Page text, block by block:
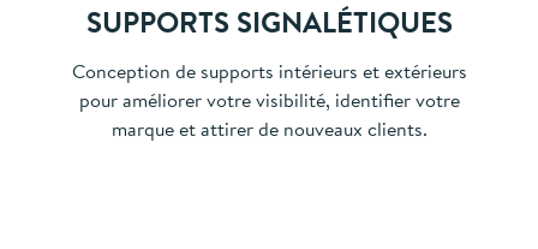
SUPPORTS SIGNALÉTIQUES
Conception de supports intérieurs et extérieurs
pour améliorer votre visibilité, identifier votre
marque et attirer de nouveaux clients.